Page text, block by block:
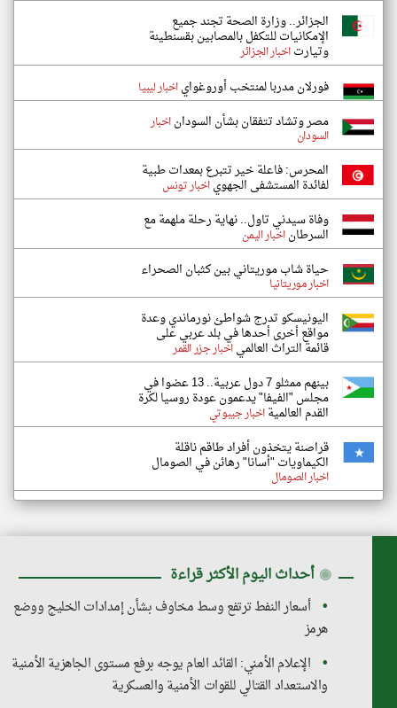
الجزائر.. وزارة الصحة تجند جميع
الإمكانيات للتكفل بالمصابين بقسنطينة
وتيارتاخبار الجزائر
فورلان مدربا لمنتخب أوروغواياخبار ليبيا
مصر وتشاد تتفقان بشأن السوداناخبار
السودان
المحرس: فاعلة خير تتبرع بمعدات طبية
لفائدة المستشفى الجهوياخبار تونس
وفاة سيدني تاول.. نهاية رحلة ملهمة مع
السرطاناخبار اليمن
حياة شاب موريتاني بين كثبان الصحراء
اخبار موريتانيا
اليونيسكو تدرج شواطئ نورماندي وعدة
مواقع أخرى أحدها في بلد عربي على
قائمة التراث العالمياخبار جزر القمر
بينهم ممثلو 7 دول عربية.. 13 عضوا في
مجلس "الفيفا" يدعمون عودة روسيا لكرة
القدم العالميةاخبار جيبوتي
قراصنة يتخذون أفراد طاقم ناقلة
الكيماويات "أسانا" رهائن في الصومال
اخبار الصومال
◉ أحداث اليوم الأكثر قراءة
أسعار النفط ترتفع وسط مخاوف بشأن إمدادات الخليج ووضع
هرمز
الإعلام الأمني: القائد العام يوجه برفع مستوى الجاهزية الأمنية
والاستعداد القتالي للقوات الأمنية والعسكرية